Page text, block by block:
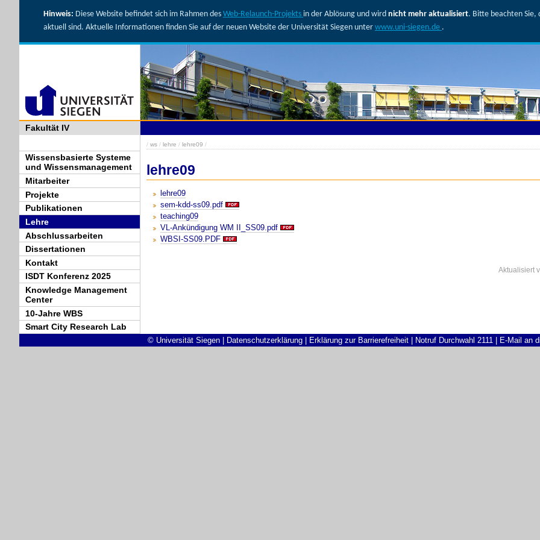
Hinweis: Diese Website befindet sich im Rahmen des Web-Relaunch-Projekts in der Ablösung und wird nicht mehr aktualisiert. Bitte beachten
aktuell sind. Aktuelle Informationen finden Sie auf der neuen Website der Universität Siegen unter www.uni-siegen.de .
Fakultät IV
Wissensbasierte Systeme
und Wissensmanagement
Mitarbeiter
Projekte
Publikationen
Lehre
Abschlussarbeiten
Dissertationen
Kontakt
ISDT Konferenz 2025
Knowledge Management
Center
10-Jahre WBS
Smart City Research Lab
/ ws / lehre / lehre09 /
lehre09
lehre09
sem-kdd-ss09.pdf
teaching09
VL-Ankündigung WM II_SS09.pdf
WBSI-SS09.PDF
Aktualisiert
© Universität Siegen| Datenschutzerklärung| Erklärung zur Barrierefreiheit| Notruf Durchwahl 2111| E-Mail an